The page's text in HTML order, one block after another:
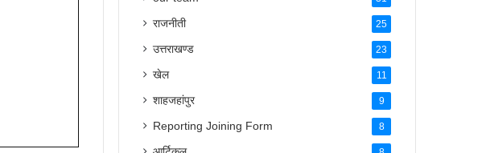
राजनीती 25
उत्तराखण्ड 23
खेल 11
शाहजहांपुर 9
Reporting Joining Form 8
आर्टिकल 8